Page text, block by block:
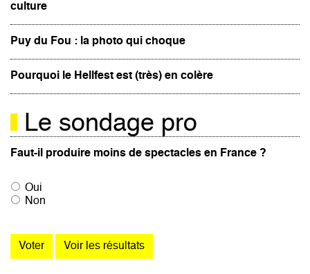
culture
Puy du Fou : la photo qui choque
Pourquoi le Hellfest est (très) en colère
Le sondage pro
Faut-il produire moins de spectacles en France ?
Oui
Non